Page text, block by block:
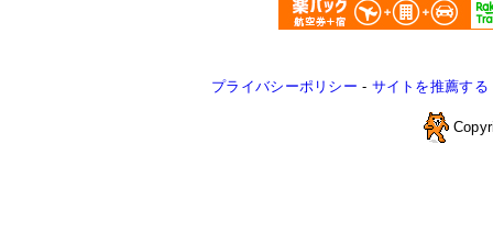
プライバシーポリシー - サイトを推薦する